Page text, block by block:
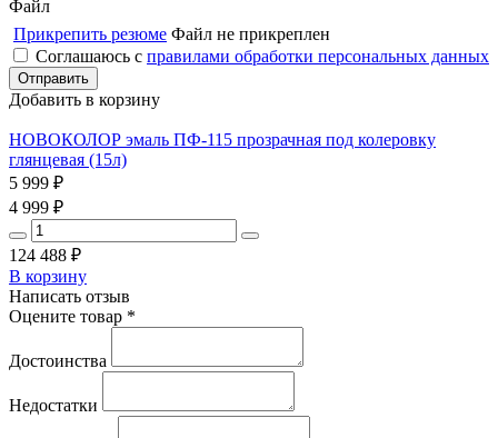
Файл
Прикрепить резюме Файл не прикреплен
Соглашаюсь с правилами обработки персональных данных
Добавить в корзину
НОВОКОЛОР эмаль ПФ-115 прозрачная под колеровку
глянцевая (15л)
5 999 ₽
4 999 ₽
124 488 ₽
В корзину
Написать отзыв
Оцените товар *
Достоинства
Недостатки